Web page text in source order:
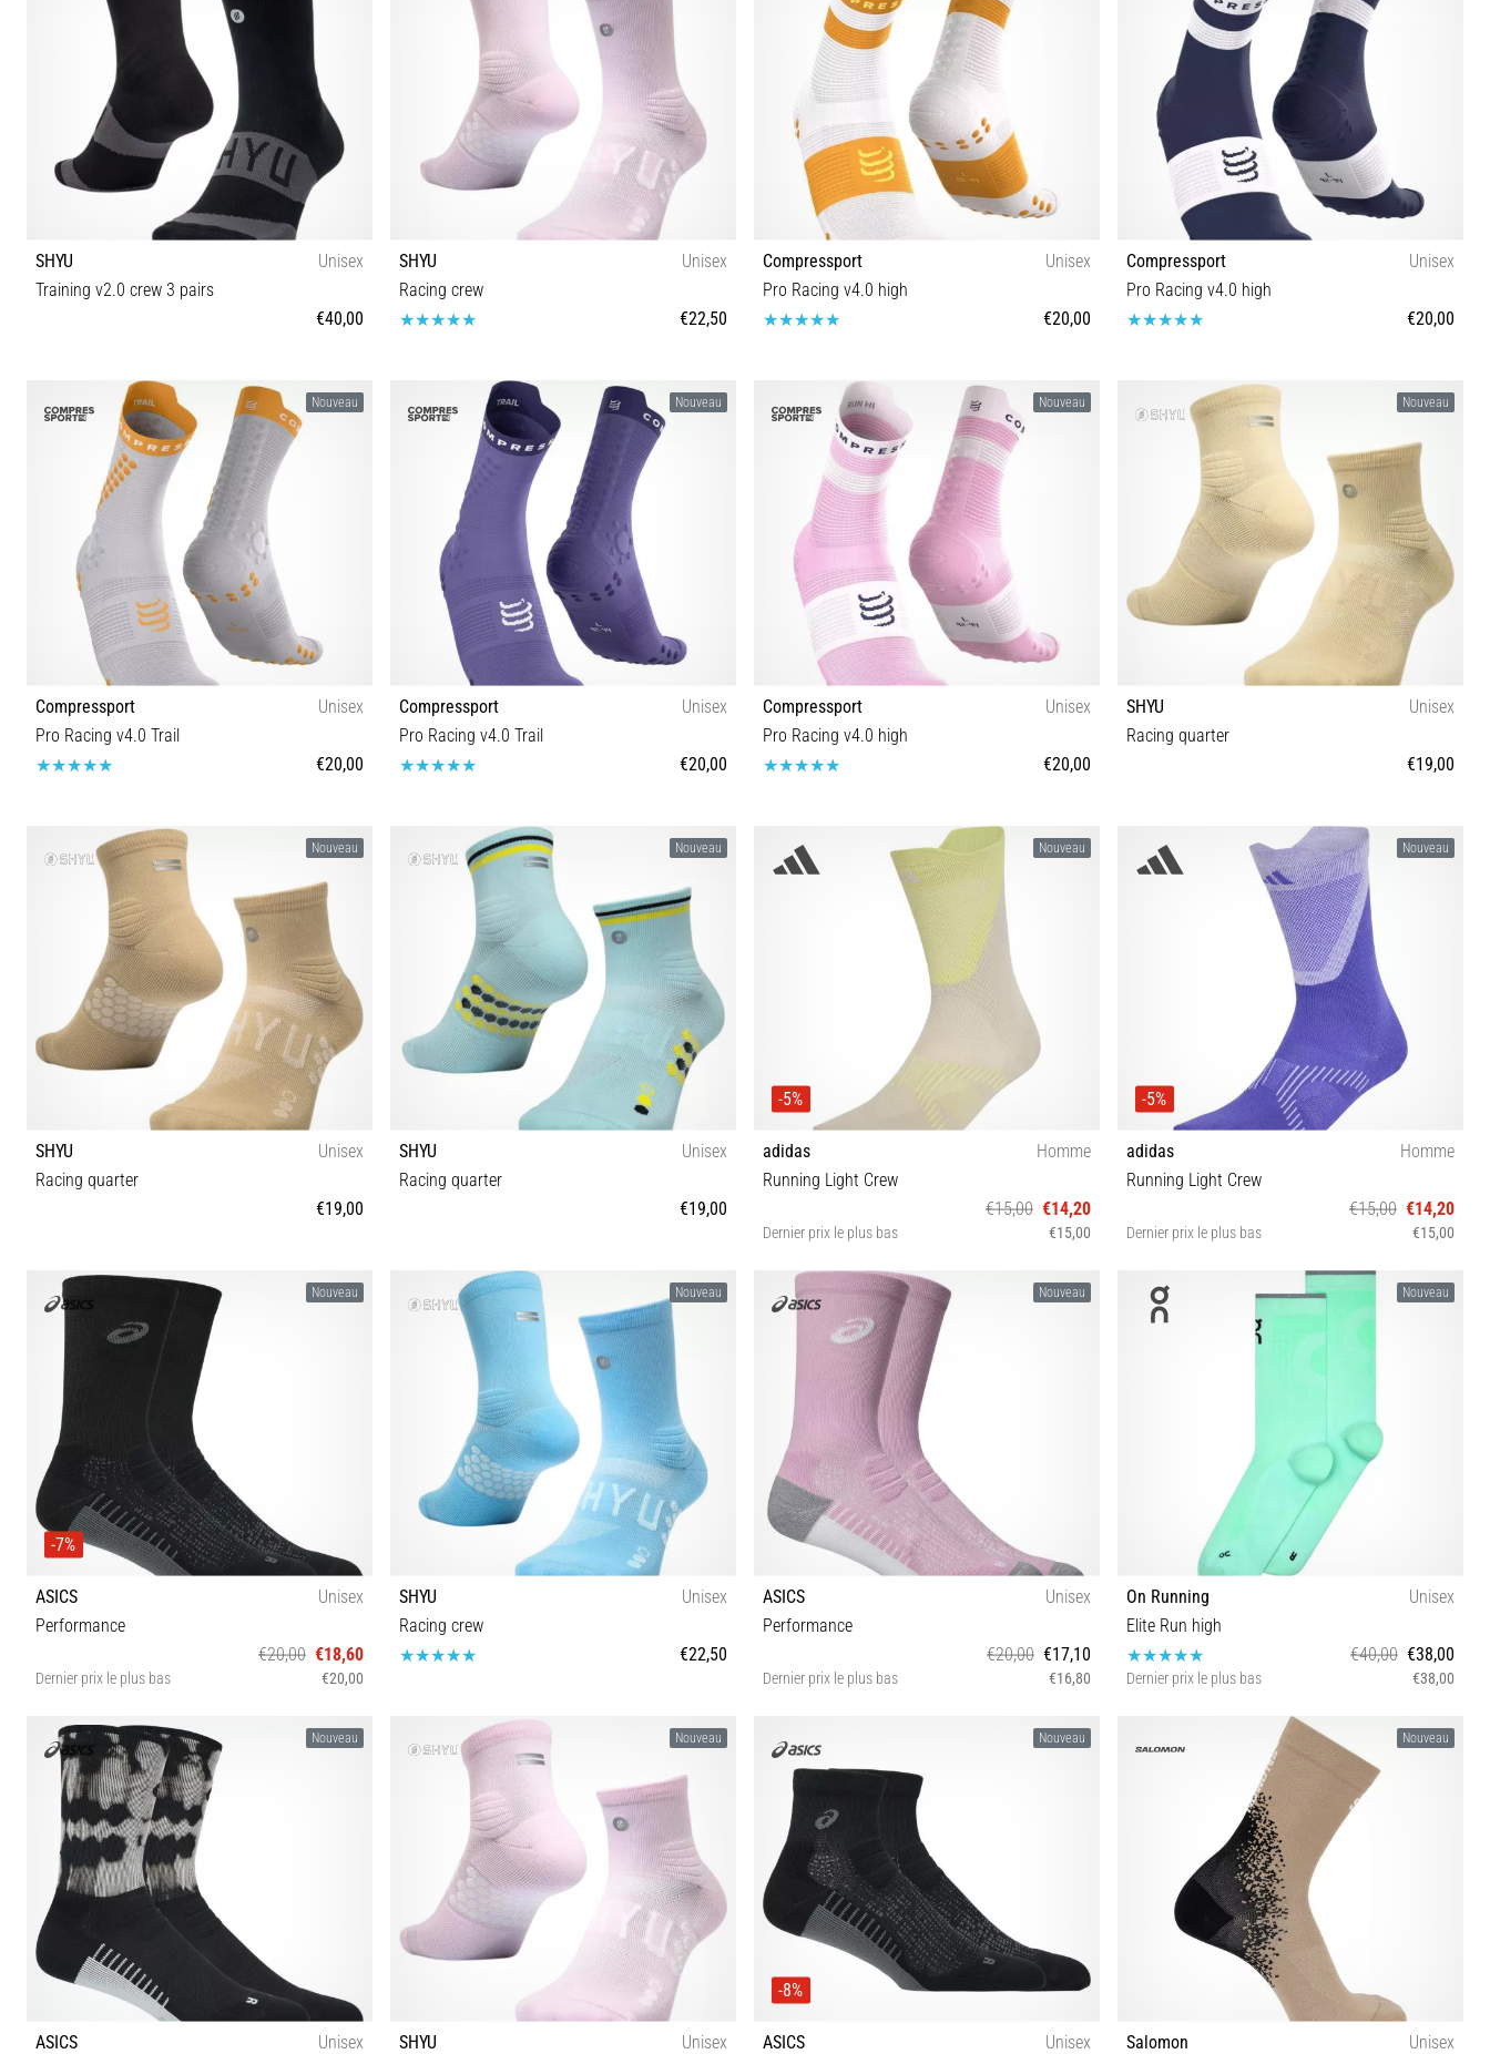
SHYU
Unisex
Training v2.0 crew 3 pairs
€40,00
S-M M-L
SHYU
Unisex
Racing crew
€22,50
S-M M-L
Compressport
Unisex
Pro Racing v4.0 high
€20,00
T1 T2 T3 T4
Compressport
Unisex
Pro Racing v4.0 high
€20,00
Nouveau
Compressport
Unisex
Pro Racing v4.0 Trail
€20,00
T1 T2 T3 T4
Nouveau
Compressport
Unisex
Pro Racing v4.0 Trail
€20,00
T1 T2 T3 T4
Nouveau
Compressport
Unisex
Pro Racing v4.0 high
€20,00
T1 T2 T3 T4
Nouveau
SHYU
Unisex
Racing quarter
€19,00
S-M M-L
Nouveau
SHYU
Unisex
Racing quarter
€19,00
S-M M-L
Nouveau
SHYU
Unisex
Racing quarter
€19,00
Nouveau
-5%
adidas
Homme
Running Light Crew
€15,00 €14,20
Dernier prix le plus bas €15,00
S M L
Nouveau
-5%
adidas
Homme
Running Light Crew
€15,00 €14,20
Dernier prix le plus bas €15,00
S M
Nouveau
-7%
ASICS
Unisex
Performance
€20,00 €18,60
Dernier prix le plus bas €20,00
S M L
Nouveau
SHYU
Unisex
Racing crew
€22,50
Nouveau
ASICS
Unisex
Performance
€20,00 €17,10
Dernier prix le plus bas €16,80
Nouveau
On Running
Unisex
Elite Run high
€40,00 €38,00
Dernier prix le plus bas €38,00
35-37½ 38-40 41-43 47-49
Nouveau
ASICS Unisex
Nouveau
SHYU Unisex
Nouveau
-8%
ASICS Unisex
Nouveau
Salomon Unisex